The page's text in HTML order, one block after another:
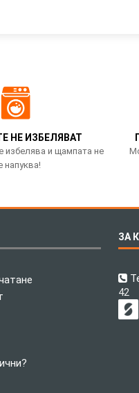
НЕ ИЗБЕЛЯВАТ
избелява и щампата не
напуква!
ЗА
42